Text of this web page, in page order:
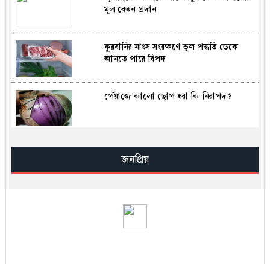
মূল বেতন প্রদান
কুরবানির মাংস সংরক্ষণে ভুল পদ্ধতি ডেকে
আনতে পারে বিপদ
পেঁয়াজে কালো ছোপ ধরা কি নিরাপদ?
সূরা ইখলাসের ফযিলত, তাফসির ও আমল —
সহিহ হাদিসের আলোকে জান্নাতের সুসংবাদ
শনাক্তের রহস্য
জনপ্রিয়